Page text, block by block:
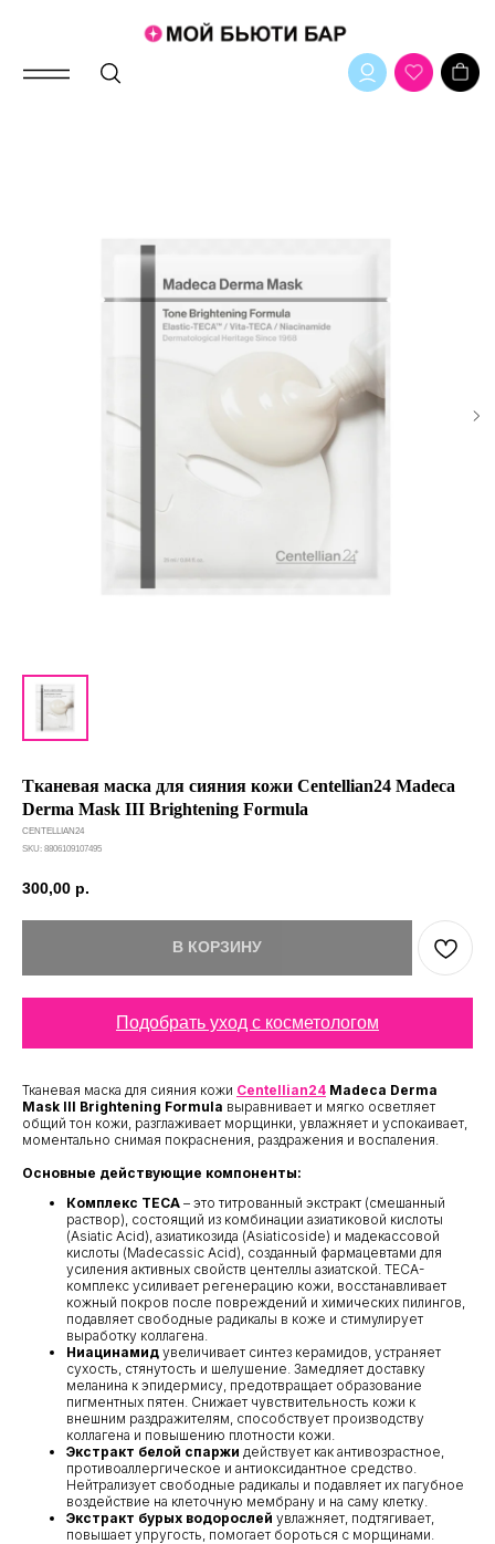
Тканевая маска для сияния кожи Centellian24 Madeca
Derma Mask III Brightening Formula
CENTELLIAN24
SKU: 8806109107495
300,00 р.
В КОРЗИНУ
Подобрать уход с косметологом
Тканевая маска для сияния кожи Centellian24 Madeca Derma
Mask III Brightening Formula выравнивает и мягко осветляет
общий тон кожи, разглаживает морщинки, увлажняет и успокаивает,
моментально снимая покраснения, раздражения и воспаления.
Основные действующие компоненты:
Комплекс TECA – это титрованный экстракт (смешанный
раствор), состоящий из комбинации азиатиковой кислоты
(Asiatic Acid), азиатикозида (Asiaticoside) и мадекассовой
кислоты (Madecassic Acid), созданный фармацевтами для
усиления активных свойств центеллы азиатской. TECA-
комплекс усиливает регенерацию кожи, восстанавливает
кожный покров после повреждений и химических пилингов,
подавляет свободные радикалы в коже и стимулирует
выработку коллагена.
Ниацинамид увеличивает синтез керамидов, устраняет
сухость, стянутость и шелушение. Замедляет доставку
меланина к эпидермису, предотвращает образование
пигментных пятен. Снижает чувствительность кожи к
внешним раздражителям, способствует производству
коллагена и повышению плотности кожи.
Экстракт белой спаржи действует как антивозрастное,
противоаллергическое и антиоксидантное средство.
Нейтрализует свободные радикалы и подавляет их пагубное
воздействие на клеточную мембрану и на саму клетку.
Экстракт бурых водорослей увлажняет, подтягивает,
повышает упругость, помогает бороться с морщинами.